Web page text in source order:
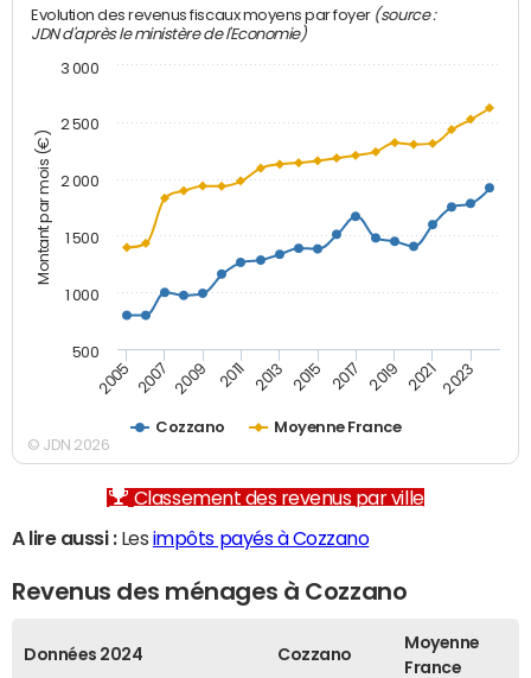
Montant par mois (€)
Evolution des revenus fiscaux moyens par foyer (source :
JDN d'après le ministère de l'Economie)
Cozzano Moyenne France
2005 2007 2009 2011 2013 2015 2017 2019 2021 2023
500
1 000
1 500
2 000
2 500
3 000
© JDN 2026
Classement des revenus par ville
A lire aussi :Les impôts payés à Cozzano
Revenus des ménages à Cozzano
Données 2024 Cozzano
Moyenne
France